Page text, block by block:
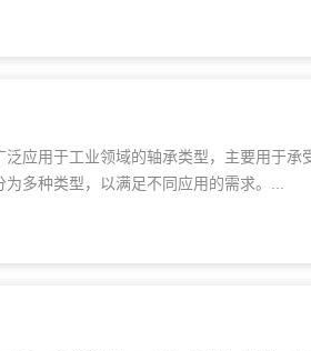
应用于工业领域的轴承类型，主要用于承
多种类型，以满足不同应用的需求。...